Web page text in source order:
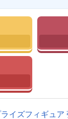
イズフィギュア